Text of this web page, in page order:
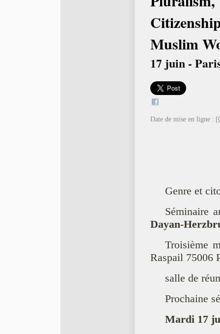
Muslim
17 juin -
Date de mise en ligne :
Genre et
Séminaire
Dayan-
Troisième
Raspail 75006
salle de
Prochaine
Mardi 17